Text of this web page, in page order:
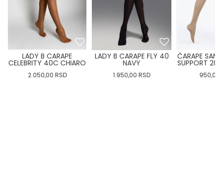
LADY B CARAPE
CELEBRITY 40C CHIARO
2.050,00 RSD
LADY B CARAPE FLY 40
NAVY
1.950,00 RSD
ČARAPE
SUPPORT
950,00